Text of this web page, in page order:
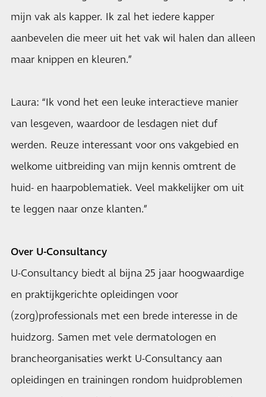
mijn vak als kapper. Ik zal het iedere kapper
aanbevelen die meer uit het vak wil halen dan alleen
maar knippen en kleuren.”
Laura: “Ik vond het een leuke interactieve manier
van lesgeven, waardoor de lesdagen niet duf
werden. Reuze interessant voor ons vakgebied en
welkome uitbreiding van mijn kennis omtrent de
huid- en haarpoblematiek. Veel makkelijker om uit
te leggen naar onze klanten.”
Over U-Consultancy
U-Consultancy biedt al bijna 25 jaar hoogwaardige
en praktijkgerichte opleidingen voor
(zorg)professionals met een brede interesse in de
huidzorg. Samen met vele dermatologen en
brancheorganisaties werkt U-Consultancy aan
opleidingen en trainingen rondom huidproblemen